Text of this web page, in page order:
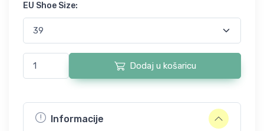
EU Shoe Size:
Dodaj u košaricu
Informacije